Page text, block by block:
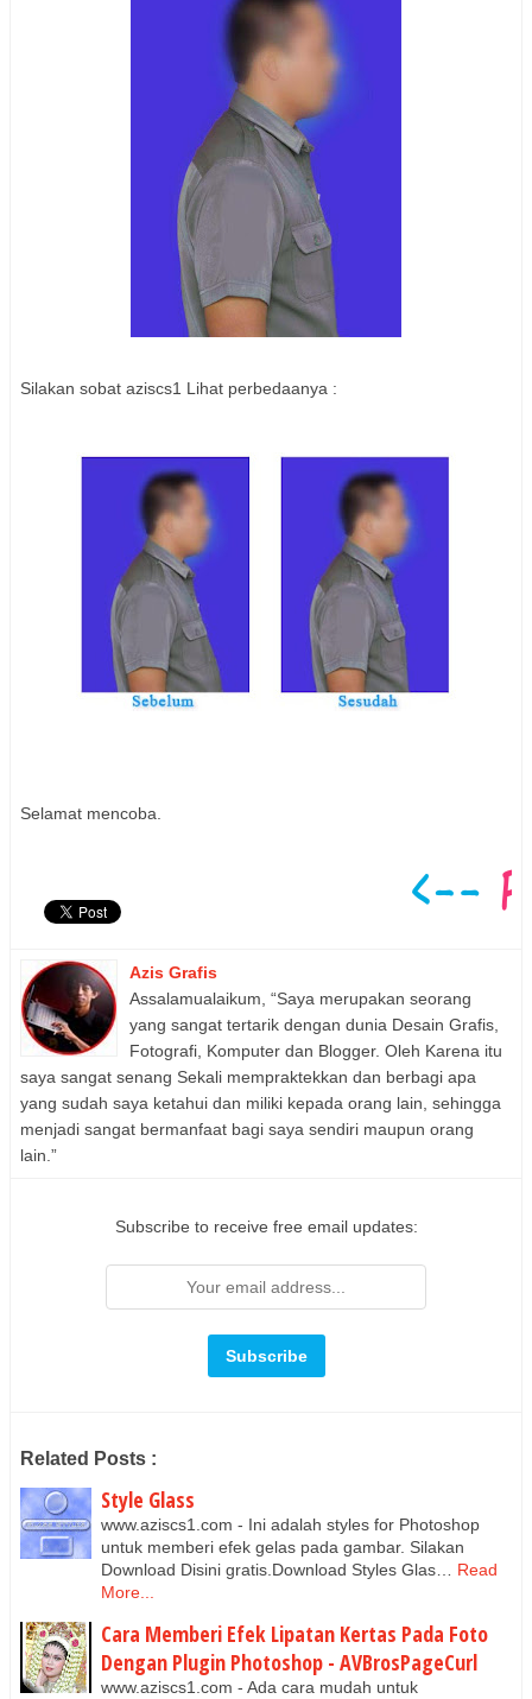
Silakan sobat aziscs1 Lihat perbedaanya :
Selamat mencoba.
Azis Grafis
Assalamualaikum, “Saya merupakan seorang
yang sangat tertarik dengan dunia Desain Grafis,
Fotografi, Komputer dan Blogger. Oleh Karena itu
saya sangat senang Sekali mempraktekkan dan berbagi apa
yang sudah saya ketahui dan miliki kepada orang lain, sehingga
menjadi sangat bermanfaat bagi saya sendiri maupun orang
lain.”
Subscribe to receive free email updates:
Related Posts :
Style Glass
www.aziscs1.com - Ini adalah styles for Photoshop
untuk memberi efek gelas pada gambar. Silakan
Download Disini gratis.Download Styles Glas…
Read
More...
Cara Memberi Efek Lipatan Kertas Pada Foto
Dengan Plugin Photoshop - AVBrosPageCurl
www.aziscs1.com - Ada cara mudah untuk